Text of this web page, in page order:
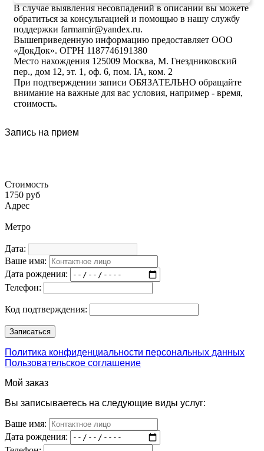
В случае выявления несовпадений в описании вы можете
обратиться за консультацией и помощью в нашу службу
поддержки farmamir@yandex.ru.
Вышеприведенную информацию предоставляет ООО
«ДокДок». ОГРН 1187746191380
Место нахождения 125009 Москва, М. Гнездниковский
пер., дом 12, эт. 1, оф. 6, пом. IA, ком. 2
При подтверждении записи ОБЯЗАТЕЛЬНО обращайте
внимание на важные для вас условия, например - время,
стоимость.
Запись на прием
Стоимость
1750 руб
Адрес
Метро
Дата:
Ваше имя:
Дата рождения:
Телефон:
Код подтверждения:
Политика конфиденциальности персональных данных
Пользовательское соглашение
Мой заказ
Вы записываетесь на следующие виды услуг:
Ваше имя:
Дата рождения: